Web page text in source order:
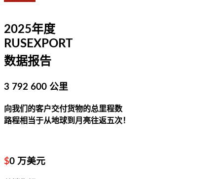
2025年度
RUSEXPORT
数据报告
3 792 600 公里
向我们的客户交付货物的总里程数
路程相当于从地球到月亮往返五次！
$0 万美元